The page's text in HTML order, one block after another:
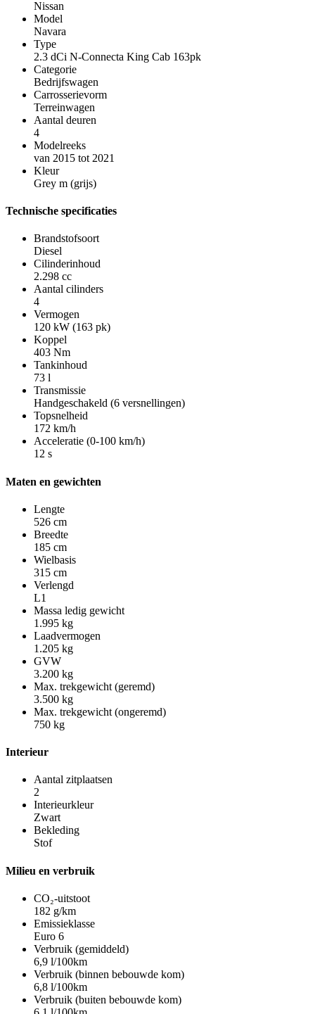
Nissan
Model
Navara
Type
2.3 dCi N-Connecta King Cab 163pk
Categorie
Bedrijfswagen
Carrosserievorm
Terreinwagen
Aantal deuren
4
Modelreeks
van 2015 tot 2021
Kleur
Grey m (grijs)
Technische specificaties
Brandstofsoort
Diesel
Cilinderinhoud
2.298 cc
Aantal cilinders
4
Vermogen
120 kW (163 pk)
Koppel
403 Nm
Tankinhoud
73 l
Transmissie
Handgeschakeld (6 versnellingen)
Topsnelheid
172 km/h
Acceleratie (0-100 km/h)
12 s
Maten en gewichten
Lengte
526 cm
Breedte
185 cm
Wielbasis
315 cm
Verlengd
L1
Massa ledig gewicht
1.995 kg
Laadvermogen
1.205 kg
GVW
3.200 kg
Max. trekgewicht (geremd)
3.500 kg
Max. trekgewicht (ongeremd)
750 kg
Interieur
Aantal zitplaatsen
2
Interieurkleur
Zwart
Bekleding
Stof
Milieu en verbruik
CO₂-uitstoot
182 g/km
Emissieklasse
Euro 6
Verbruik (gemiddeld)
6,9 l/100km
Verbruik (binnen bebouwde kom)
6,8 l/100km
Verbruik (buiten bebouwde kom)